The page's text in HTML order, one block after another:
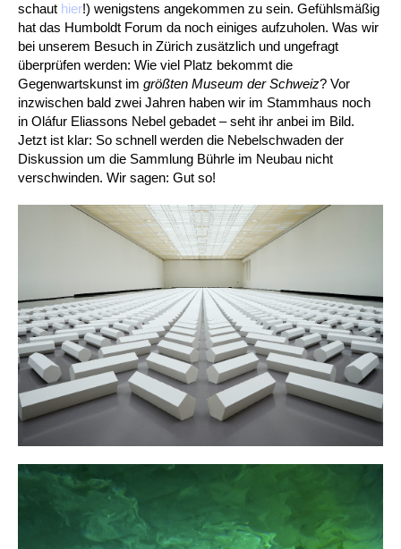
schaut hier!) wenigstens angekommen zu sein. Gefühlsmäßig
hat das Humboldt Forum da noch einiges aufzuholen. Was wir
bei unserem Besuch in Zürich zusätzlich und ungefragt
überprüfen werden: Wie viel Platz bekommt die
Gegenwartskunst im größten Museum der Schweiz? Vor
inzwischen bald zwei Jahren haben wir im Stammhaus noch
in Oláfur Eliassons Nebel gebadet – seht ihr anbei im Bild.
Jetzt ist klar: So schnell werden die Nebelschwaden der
Diskussion um die Sammlung Bührle im Neubau nicht
verschwinden. Wir sagen: Gut so!